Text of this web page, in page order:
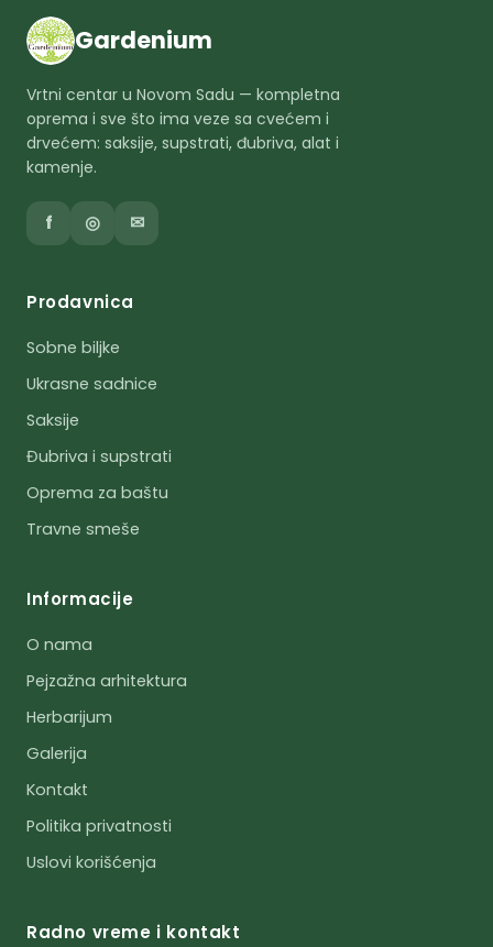
Gardenium
Vrtni centar u Novom Sadu — kompletna
oprema i sve što ima veze sa cvećem i
drvećem: saksije, supstrati, đubriva, alat i
kamenje.
f ◎ ✉
Prodavnica
Sobne biljke
Ukrasne sadnice
Saksije
Đubriva i supstrati
Oprema za baštu
Travne smeše
Informacije
O nama
Pejzažna arhitektura
Herbarijum
Galerija
Kontakt
Politika privatnosti
Uslovi korišćenja
Radno vreme i kontakt